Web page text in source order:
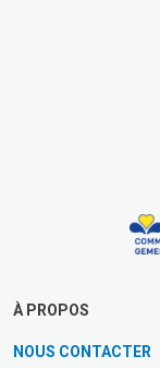
À PROPOS
NOUS CONTACTER